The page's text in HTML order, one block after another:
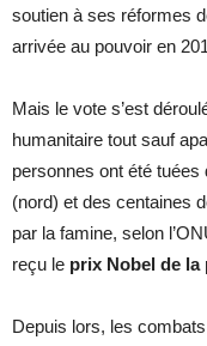
soutien à ses réformes
arrivée au pouvoir en
Mais le vote s’est
humanitaire tout sauf
personnes ont été tuées
(nord) et des centaines
par la famine, selon
reçu le prix Nobel de la
Depuis lors, les